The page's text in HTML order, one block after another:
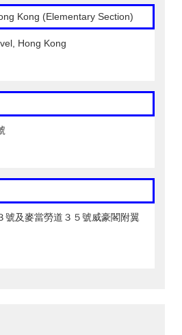
Kong (Elementary Section)
Hong Kong
號及麥當勞道３５號威豪閣附翼